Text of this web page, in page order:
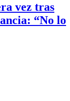
vez tras
“No lo